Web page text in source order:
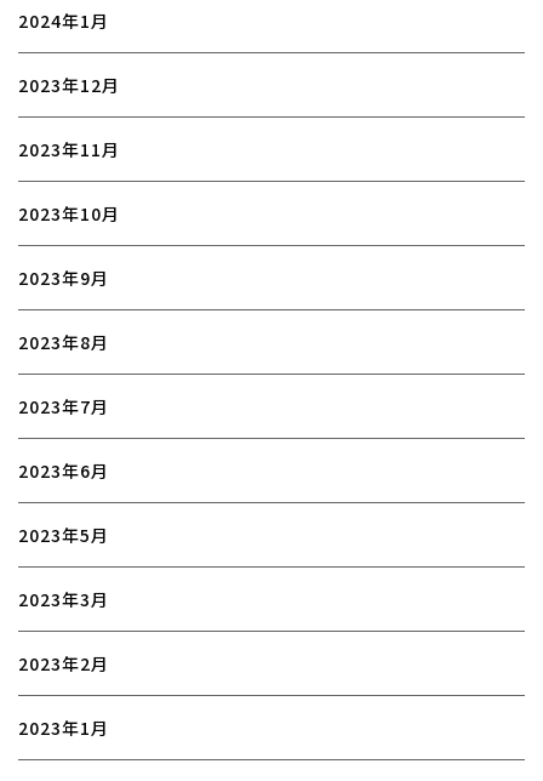
2024年1月
2023年12月
2023年11月
2023年10月
2023年9月
2023年8月
2023年7月
2023年6月
2023年5月
2023年3月
2023年2月
2023年1月